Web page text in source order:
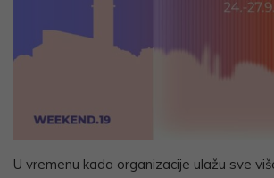
U vremenu kada organizacije ulažu sve